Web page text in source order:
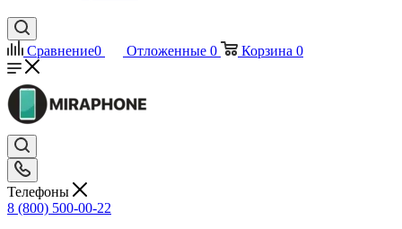
Сравнение0 Отложенные 0 Корзина 0
Телефоны
8 (800) 500-00-22